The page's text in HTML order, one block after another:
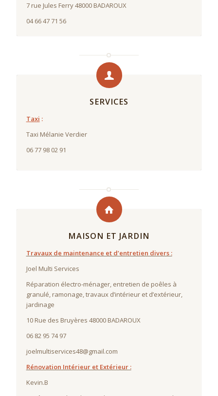
7 rue Jules Ferry48000BADAROUX
04 66 47 71 56
SERVICES
Taxi :
Taxi Mélanie Verdier
06 77 98 02 91
MAISON ET JARDIN
Travaux de maintenance et d’entretien divers :
Joel Multi Services
Réparation électro-ménager, entretien de poêles à
granulé, ramonage, travaux d’intérieur et d’extérieur,
jardinage
10 Rue des Bruyères 48000 BADAROUX
06 82 95 74 97
joelmultiservices48@gmail.com
Rénovation Intérieur et Extérieur :
Kevin.B